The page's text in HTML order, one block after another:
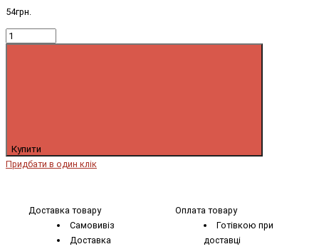
54грн.
Купити
Придбати в один клік
Доставка товару
Самовивіз
Доставка
Оплата товару
Готівкою при
доставці